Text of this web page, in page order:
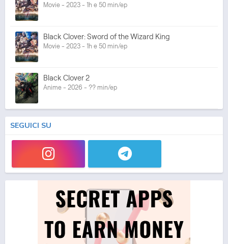
Movie - 2023 - 1h e 50 min/ep
Black Clover: Sword of the Wizard King
Movie - 2023 - 1h e 50 min/ep
Black Clover 2
Anime - 2026 - ?? min/ep
SEGUICI SU